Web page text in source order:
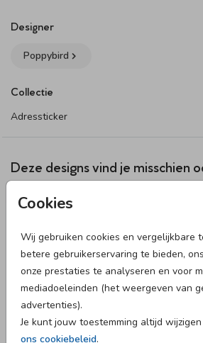
Cookies
Wij gebruiken cookies en vergelijkbare
betere gebruikerservaring te bieden,
onze prestaties te analyseren en voor
mediadoeleinden (het weergeven van
advertenties).
Je kunt jouw toestemming altijd
ons cookiebeleid.
Designer
Poppybird
Collectie
Adressticker
Deze designs vind je misschien